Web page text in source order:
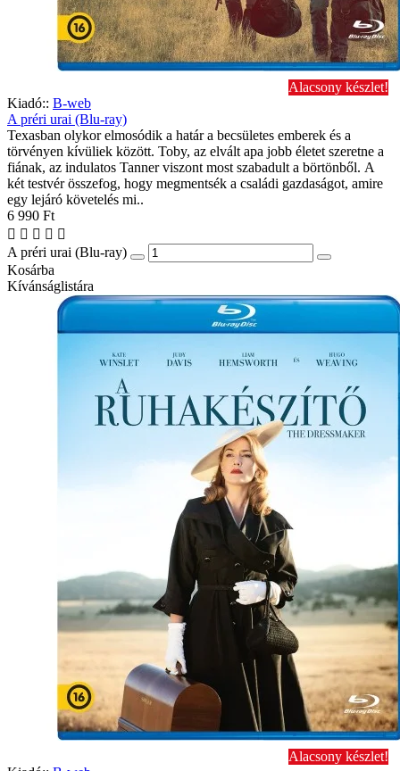
Alacsony készlet!
Kiadó:: B-web
A préri urai (Blu-ray)
Texasban olykor elmosódik a határ a becsületes emberek és a
törvényen kívüliek között. Toby, az elvált apa jobb életet szeretne a
fiának, az indulatos Tanner viszont most szabadult a börtönből. A
két testvér összefog, hogy megmentsék a családi gazdaságot, amire
egy lejáró követelés mi..
6 990 Ft
A préri urai (Blu-ray)
Kosárba
Kívánságlistára
Alacsony készlet!